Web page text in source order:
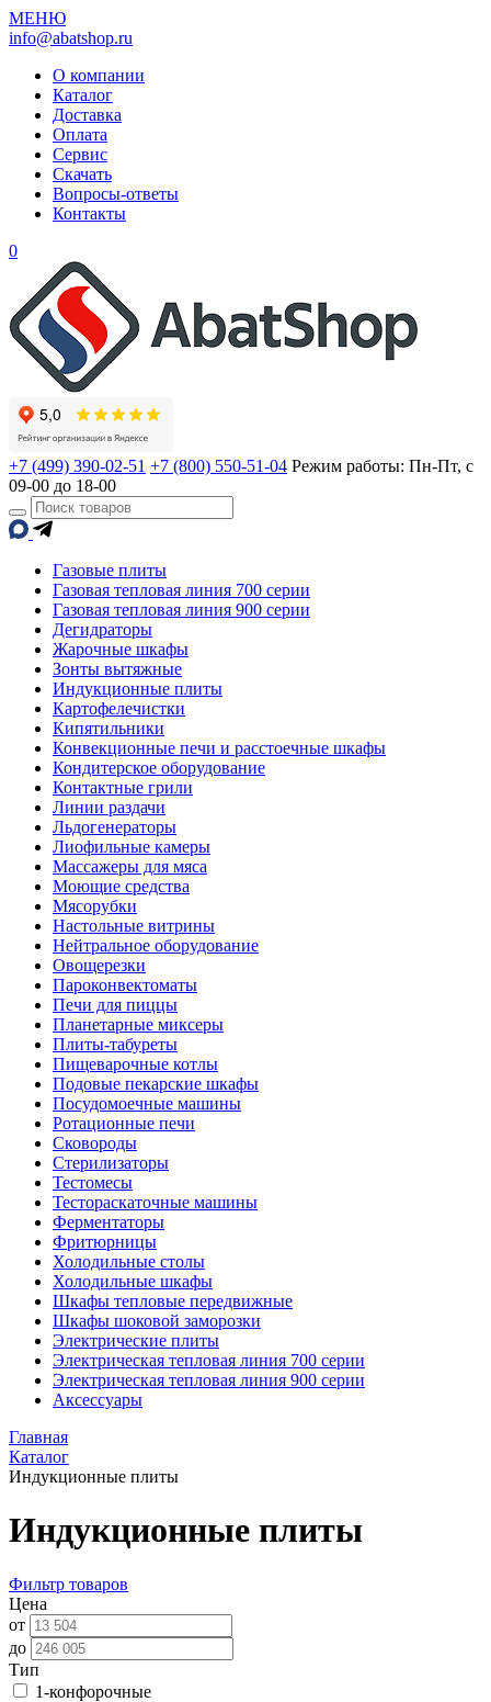
МЕНЮ
info@abatshop.ru
О компании
Каталог
Доставка
Оплата
Сервис
Скачать
Вопросы-ответы
Контакты
0
+7 (499) 390-02-51 +7 (800) 550-51-04 Режим работы: Пн-Пт, с
09-00 до 18-00
Газовые плиты
Газовая тепловая линия 700 серии
Газовая тепловая линия 900 серии
Дегидраторы
Жарочные шкафы
Зонты вытяжные
Индукционные плиты
Картофелечистки
Кипятильники
Конвекционные печи и расстоечные шкафы
Кондитерское оборудование
Контактные грили
Линии раздачи
Льдогенераторы
Лиофильные камеры
Массажеры для мяса
Моющие средства
Мясорубки
Настольные витрины
Нейтральное оборудование
Овощерезки
Пароконвектоматы
Печи для пиццы
Планетарные миксеры
Плиты-табуреты
Пищеварочные котлы
Подовые пекарские шкафы
Посудомоечные машины
Ротационные печи
Сковороды
Стерилизаторы
Тестомесы
Тестораскаточные машины
Ферментаторы
Фритюрницы
Холодильные столы
Холодильные шкафы
Шкафы тепловые передвижные
Шкафы шоковой заморозки
Электрические плиты
Электрическая тепловая линия 700 серии
Электрическая тепловая линия 900 серии
Аксессуары
Главная
Каталог
Индукционные плиты
Индукционные плиты
Фильтр товаров
Цена
от
до
Тип
1-конфорочные